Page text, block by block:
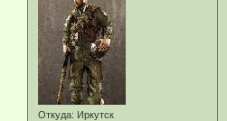
Откуда: Иркутск